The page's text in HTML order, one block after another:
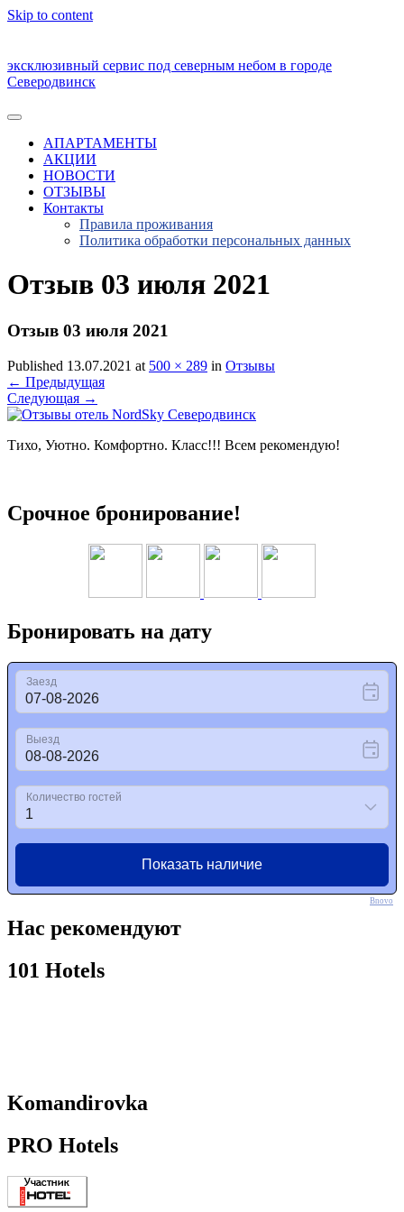
Skip to content
эксклюзивный сервис под северным небом в городе
Северодвинск
АПАРТАМЕНТЫ
АКЦИИ
НОВОСТИ
ОТЗЫВЫ
Контакты
Правила проживания
Политика обработки персональных данных
Отзыв 03 июля 2021
Отзыв 03 июля 2021
Published 13.07.2021 at 500 × 289 in Отзывы
← Предыдущая
Следующая →
Тихо, Уютно. Комфортно. Класс!!! Всем рекомендую!
Срочное бронирование!
Бронировать на дату
Bnovo
Нас рекомендуют
101 Hotels
Komandirovka
PRO Hotels